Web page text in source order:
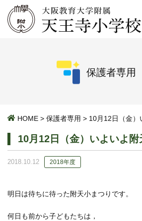
保護者専用
HOME > 保護者専用 > 10月12日（金）
10月12日（金）いよいよ附
2018.10.12 2018年度
明日は待ちに待った附天小まつりです。
何日も前から子どもたちは，